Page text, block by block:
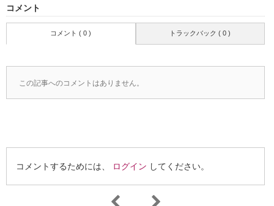
コメント
コメント ( 0 ) トラックバック ( 0 )
この記事へのコメントはありません。
コメントするためには、 ログイン してください。